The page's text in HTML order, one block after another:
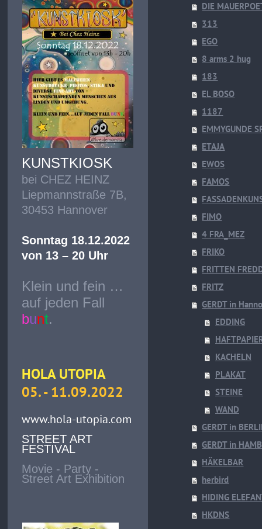
KUNSTKIOSK
bei CHEZ HEINZ
Liepmannstraße 7B,
30453 Hannover
Sonntag 18.12.2022
von 13 – 20 Uhr
Klein und fein …
auf jeden Fall
bunt.
HOLA UTOPIA
05. - 11.09.2022
www.hola-utopia.com
STREET ART
FESTIVAL
Movie - Party -
Street Art Exhibition
DIE
313
EGO
8 arms 2 hug
183
EL BOSO
1187
EMMYGUNDE
ETAJA
EWOS
FAMOS
FIMO
4 FRA_MEZ
FRIKO
FRITTEN
FRITZ
GERDT in
EDDING
KACHELN
PLAKAT
STEINE
WAND
GERDT in
GERDT in
HÄKELBAR
herbird
HIDING
HKDNS